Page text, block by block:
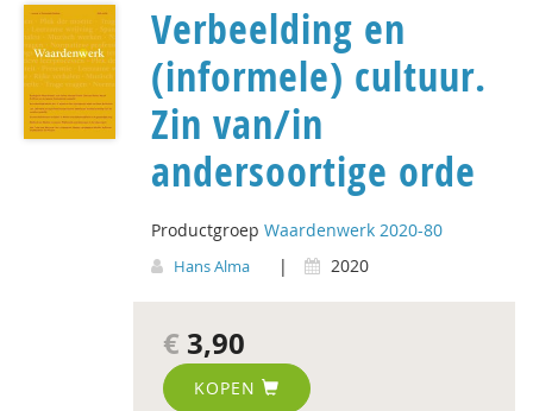
Verbeelding en
(informele) cultuur.
Zin van/in
andersoortige orde
Productgroep Waardenwerk 2020-80
Hans Alma | 2020
€ 3,90
KOPEN